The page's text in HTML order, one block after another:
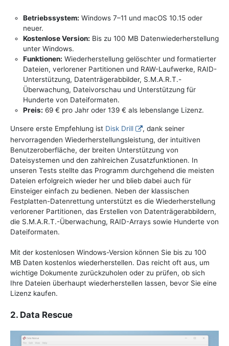
Betriebssystem: Windows 7–11 und macOS 10.15 oder
neuer.
Kostenlose Version: Bis zu 100 MB Datenwiederherstellung
unter Windows.
Funktionen: Wiederherstellung gelöschter und formatierter
Dateien, verlorener Partitionen und RAW-Laufwerke, RAID-
Unterstützung, Datenträgerabbilder, S.M.A.R.T.-
Überwachung, Dateivorschau und Unterstützung für
Hunderte von Dateiformaten.
Preis: 69 € pro Jahr oder 139 € als lebenslange Lizenz.
Unsere erste Empfehlung ist Disk Drill
, dank seiner
hervorragenden Wiederherstellungsleistung, der intuitiven
Benutzeroberfläche, der breiten Unterstützung von
Dateisystemen und den zahlreichen Zusatzfunktionen. In
unseren Tests stellte das Programm durchgehend die meisten
Dateien erfolgreich wieder her und blieb dabei auch für
Einsteiger einfach zu bedienen. Neben der klassischen
Festplatten-Datenrettung unterstützt es die Wiederherstellung
verlorener Partitionen, das Erstellen von Datenträgerabbildern,
die S.M.A.R.T.-Überwachung, RAID-Arrays sowie Hunderte von
Dateiformaten.
Mit der kostenlosen Windows-Version können Sie bis zu 100
MB Daten kostenlos wiederherstellen. Das reicht oft aus, um
wichtige Dokumente zurückzuholen oder zu prüfen, ob sich
Ihre Dateien überhaupt wiederherstellen lassen, bevor Sie eine
Lizenz kaufen.
2. Data Rescue